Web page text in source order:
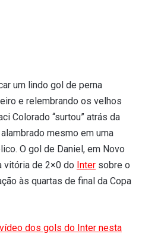
um lindo gol de perna
e relembrando os velhos
Colorado “surtou” atrás da
mesmo em uma
O gol de Daniel, em Novo
vitória de 2×0 do Inter sobre o
às quartas de final da Copa
dos gols do Inter nesta